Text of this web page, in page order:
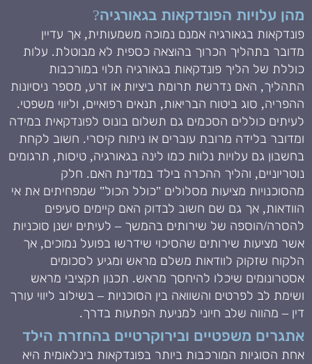
מהן עלויות הפונדקאות בגאורגיה?
פונדקאות בגאורגיה אמנם נמוכה משמעותית, אך עדיין
מדובר בתהליך הכרוך בהוצאה כספית לא מבוטלת. עלות
כוללת של הליך פונדקאות בגאורגיה תלוי במורכבות
התהליך, האם נדרשת תרומת ביציות או זרע, מספר ניסיונות
ההפריה, סוג ביטוח הבריאות, תנאים רפואיים, וליווי משפטי.
לעיתים כוללים הסכמים גם תשלום בונוס לפונדקאית במידה
ומדובר בלידה מרובת עוברים או ניתוח קיסרי. חשוב לקחת
בחשבון גם עלויות נלוות כמו לינה בגאורגיה, טיסות, תרגומים
נוטריוניים, והליך ההכרה בילד במדינת האם. חלק
מהסוכנויות מציעות מסלולים "כולל הכול" שמפחיתים את אי
הוודאות, אך גם שם חשוב לבדוק האם קיימים סעיפים
להסרה/הוספה של שירותים בהמשך – לעיתים ישנן סוכניות
אשר מציעות שירותים שהסיכוי שידרשו בפועל נמוכים, אך
הלקוח שזקוק לוודאות משלם מראש ומגיע לסכומים
אסטרונומים שיכלו להיחסך מראש. תכנון תקציבי מראש
ושימת לב לפרטים והשוואה בין הסוכניות – בשילוב ליווי עורך
דין – מהווה שלב חיוני למניעת הפתעות בדרך.
אתגרים משפטיים ובירוקרטיים בהחזרת הילד
אחת הסוגיות המורכבות ביותר בפונדקאות בינלאומית היא